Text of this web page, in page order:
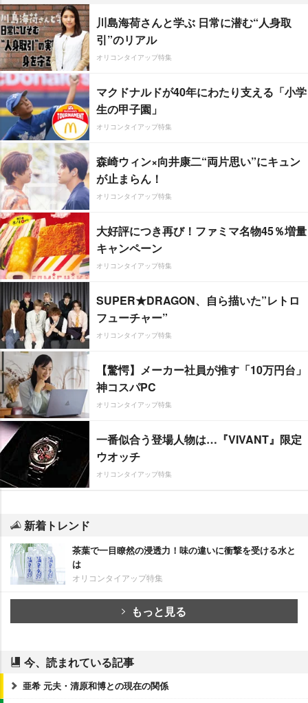
川島海荷さんと学ぶ 日常に潜む“人身取
引”のリアル
オリコンタイアップ特集
マクドナルドが40年にわたり支える「小学
生の甲子園」
オリコンタイアップ特集
森崎ウィン×向井康二“両片思い”にキュン
が止まらん！
オリコンタイアップ特集
大好評につき再び！ファミマ名物45％増量
キャンペーン
オリコンタイアップ特集
SUPER★DRAGON、自ら描いた”レトロ
フューチャー”
オリコンタイアップ特集
【驚愕】メーカー社員が推す「10万円台」
神コスパPC
オリコンタイアップ特集
一番似合う登場人物は…『VIVANT』限定
ウオッチ
オリコンタイアップ特集
新着トレンド
茶葉で一目瞭然の浸透力！味の違いに衝撃を受ける水と
は
オリコンタイアップ特集
もっと見る
今、読まれている記事
亜希 元夫・清原和博との現在の関係